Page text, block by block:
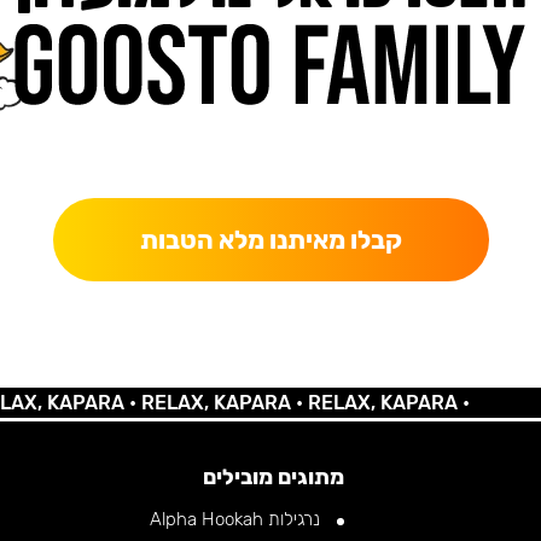
קבלו מאיתנו מלא הטבות
•RELAX, KAPARA •RELAX, KAPARA •
מתוגים מובילים
נרגילות Alpha Hookah